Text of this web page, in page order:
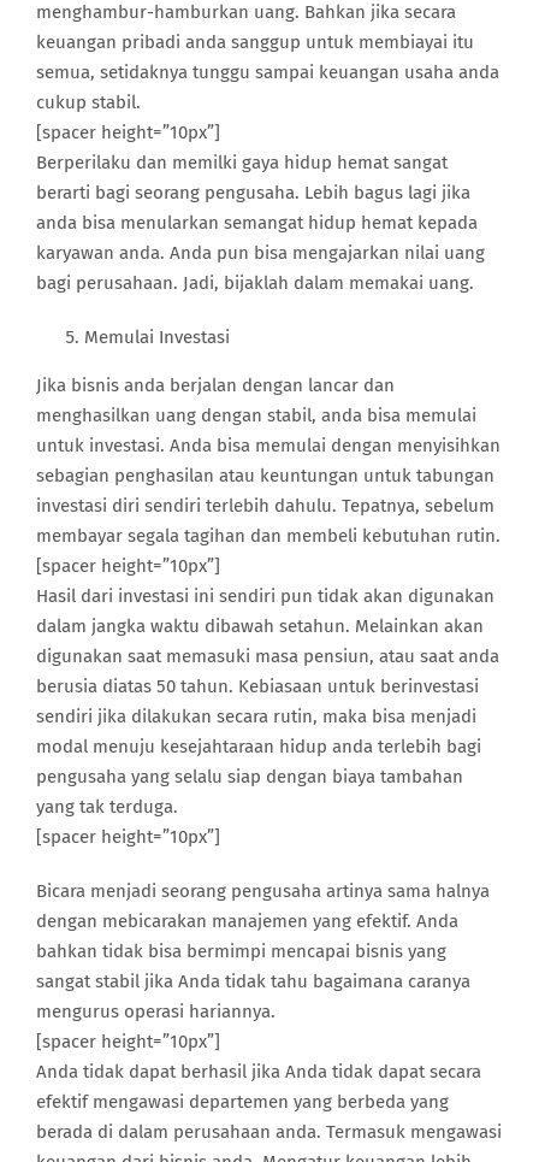
menghambur-hamburkan uang. Bahkan jika secara
keuangan pribadi anda sanggup untuk membiayai itu
semua, setidaknya tunggu sampai keuangan usaha anda
cukup stabil.
[spacer height=”10px”]
Berperilaku dan memilki gaya hidup hemat sangat
berarti bagi seorang pengusaha. Lebih bagus lagi jika
anda bisa menularkan semangat hidup hemat kepada
karyawan anda. Anda pun bisa mengajarkan nilai uang
bagi perusahaan. Jadi, bijaklah dalam memakai uang.
Memulai Investasi
Jika bisnis anda berjalan dengan lancar dan
menghasilkan uang dengan stabil, anda bisa memulai
untuk investasi. Anda bisa memulai dengan menyisihkan
sebagian penghasilan atau keuntungan untuk tabungan
investasi diri sendiri terlebih dahulu. Tepatnya, sebelum
membayar segala tagihan dan membeli kebutuhan rutin.
[spacer height=”10px”]
Hasil dari investasi ini sendiri pun tidak akan digunakan
dalam jangka waktu dibawah setahun. Melainkan akan
digunakan saat memasuki masa pensiun, atau saat anda
berusia diatas 50 tahun. Kebiasaan untuk berinvestasi
sendiri jika dilakukan secara rutin, maka bisa menjadi
modal menuju kesejahtaraan hidup anda terlebih bagi
pengusaha yang selalu siap dengan biaya tambahan
yang tak terduga.
[spacer height=”10px”]
Bicara menjadi seorang pengusaha artinya sama halnya
dengan mebicarakan manajemen yang efektif. Anda
bahkan tidak bisa bermimpi mencapai bisnis yang
sangat stabil jika Anda tidak tahu bagaimana caranya
mengurus operasi hariannya.
[spacer height=”10px”]
Anda tidak dapat berhasil jika Anda tidak dapat secara
efektif mengawasi departemen yang berbeda yang
berada di dalam perusahaan anda. Termasuk mengawasi